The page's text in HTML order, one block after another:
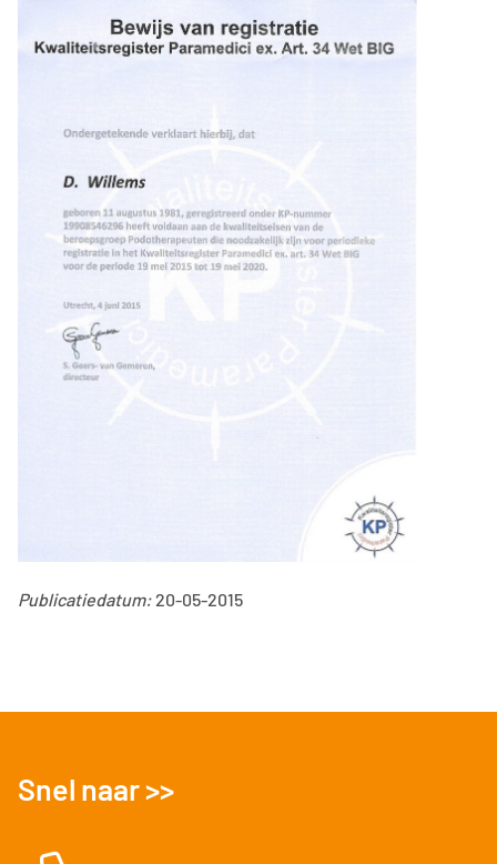
Publicatiedatum: 20-05-2015
Snel naar >>